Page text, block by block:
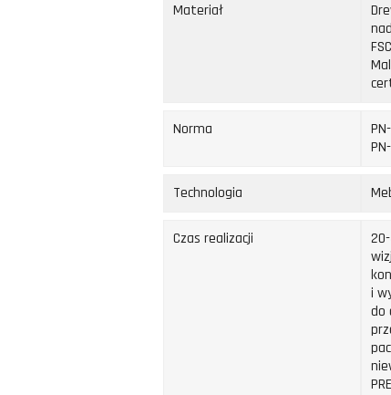
Materiał
Norma
Technologia
Czas realizacji
i
do